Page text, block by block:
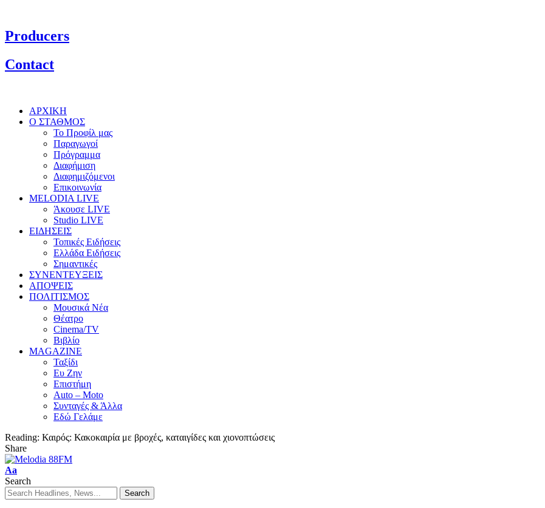
Producers
Contact
ΑΡΧΙΚΗ
Ο ΣΤΑΘΜΟΣ
Το Προφίλ μας
Παραγωγοί
Πρόγραμμα
Διαφήμιση
Διαφημιζόμενοι
Επικοινωνία
MELODIA LIVE
Άκουσε LIVE
Studio LIVE
ΕΙΔΗΣΕΙΣ
Τοπικές Ειδήσεις
Ελλάδα Ειδήσεις
Σημαντικές
ΣΥΝΕΝΤΕΥΞΕΙΣ
ΑΠΟΨΕΙΣ
ΠΟΛΙΤΙΣΜΟΣ
Μουσικά Νέα
Θέατρο
Cinema/TV
Βιβλίο
MAGAZINE
Ταξίδι
Ευ Ζην
Επιστήμη
Auto – Moto
Συνταγές & Άλλα
Εδώ Γελάμε
Reading: Καιρός: Κακοκαιρία με βροχές, καταιγίδες και χιονοπτώσεις
Share
Aa
Search